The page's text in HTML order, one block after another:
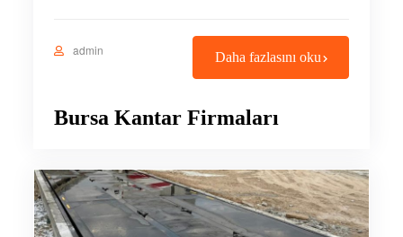
admin Daha fazlasını oku
Bursa Kantar Firmaları